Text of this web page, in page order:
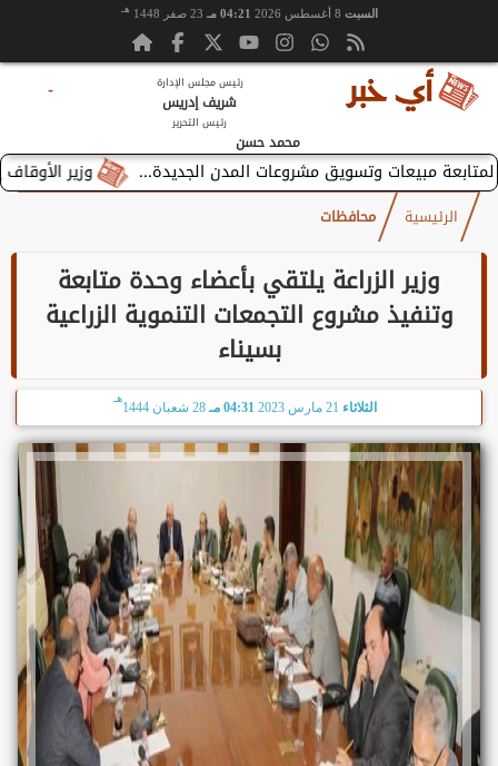
السبت 04:21 مـ 23 صفر 1448 هـ
رئيس مجلس الإدارة
شريف إدريس
رئيس التحرير
محمد حسن
-
وزير الأوقاف
الرئيسية محافظات
وزير الزراعة يلتقي بأعضاء وحدة متابعة
وتنفيذ مشروع التجمعات التنموية الزراعية
بسيناء
الثلاثاء 04:31 مـ 28 شعبان 1444
هـ